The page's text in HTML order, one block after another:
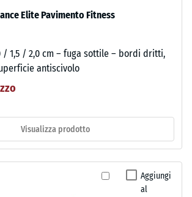
Elite Pavimento Fitness
/ 1,5 / 2,0 cm – fuga sottile – bordi dritti,
antiscivolo
Visualizza prodotto
Aggiungi
al